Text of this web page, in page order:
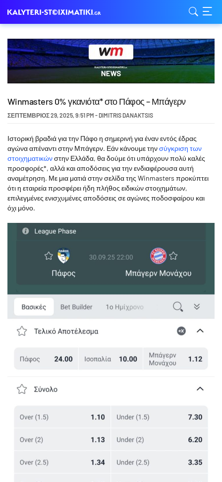
Winmasters 0% γκανιότα* στο Πάφος – Μπάγερν
ΣΕΠΤΈΜΒΡΙΟΣ 29, 2025,9:51 PM - DIMITRIS DANAKTSIS
Ιστορική βραδιά για την Πάφο η σημερινή για έναν εντός έδρας
αγώνα απέναντι στην Μπάγερν. Εάν κάνουμε τηνσύγκριση των
στοιχηματικώνστην Ελλάδα, θα δούμε ότι υπάρχουν πολύ καλές
προσφορές*, αλλά και αποδόσεις για την ενδιαφέρουσα αυτή
αναμέτρηση. Με μια ματιά στην σελίδα της Winmasters προκύπτει
ότι η εταιρεία προσφέρει ήδη πλήθος ειδικών στοιχημάτων,
επιλεγμένες ενισχυμένες αποδόσεις σε αγώνες ποδοσφαίρου και
όχι μόνο.